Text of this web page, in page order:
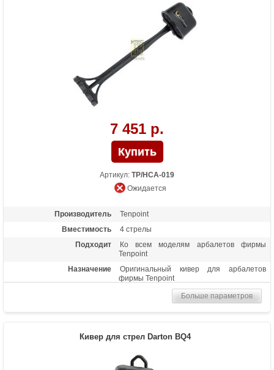
7 451 р.
Артикул: TP/HCA-019
Ожидается
Производитель
Tenpoint
Вместимость
4 стрелы
Подходит
Ко всем моделям арбалетов фирмы
Tenpoint
Назначение
Оригинальный кивер для арбалетов
фирмы Tenpoint
Больше параметров
Кивер для стрел Darton BQ4